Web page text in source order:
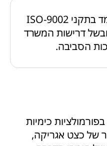
המפעל עומד בתקני ISO-9002
דרישות המשרד
הסביבה.
כימיות
של כצט אגריקה,